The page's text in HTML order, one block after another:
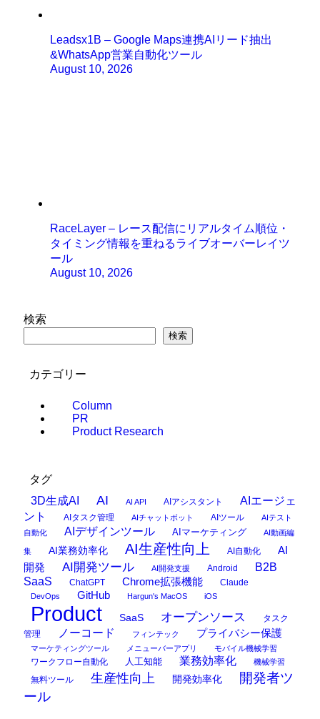
Leadsx1B – Google Maps連携AIリード抽出
&WhatsApp営業自動化ツール
August 10, 2026
RaceLayer – レース配信にリアルタイム順位・
タイミング情報を重ねるライブオーバーレイツ
ール
August 10, 2026
検索
検索
カテゴリー
Column
PR
Product Research
タグ
3D生成AI AI AI API AIアシスタント
AIエージェ
ント
AIタスク管理 AIチャットボット AIツール
AIテスト
自動化
AIデザインツール AIマーケティング AI動画編
集 AI業務効率化 AI生産性向上 AI自動化
AI
開発
AI開発ツール AI開発支援 Android
B2B
SaaS
ChatGPT Chrome拡張機能 Claude
DevOps GitHub Hargun's MacOS iOS
Product SaaS オープンソース
タスク
管理
ノーコード フィンテック プライバシー保護
マーケティングツール メニューバーアプリ モバイル機械学習
ワークフロー自動化 人工知能 業務効率化 機械学習
無料ツール 生産性向上 開発効率化
開発者ツ
ール